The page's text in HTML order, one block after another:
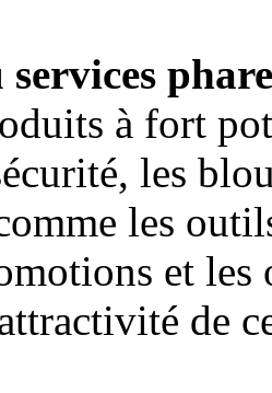
à fort
les
les
et
de